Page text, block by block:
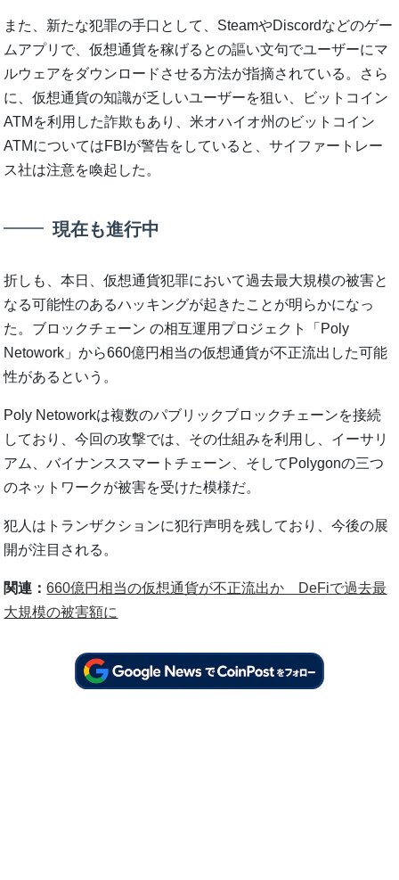
また、新たな犯罪の手口として、SteamやDiscordなどのゲー
ムアプリで、仮想通貨を稼げるとの謳い文句でユーザーにマ
ルウェアをダウンロードさせる方法が指摘されている。さら
に、仮想通貨の知識が乏しいユーザーを狙い、ビットコイン
ATMを利用した詐欺もあり、米オハイオ州のビットコイン
ATMについてはFBIが警告をしていると、サイファートレー
ス社は注意を喚起した。
現在も進行中
折しも、本日、仮想通貨犯罪において過去最大規模の被害と
なる可能性のあるハッキングが起きたことが明らかになっ
た。ブロックチェーン の相互運用プロジェクト「Poly
Netowork」から660億円相当の仮想通貨が不正流出した可能
性があるという。
Poly Netoworkは複数のパブリックブロックチェーンを接続
しており、今回の攻撃では、その仕組みを利用し、イーサリ
アム、バイナンススマートチェーン、そしてPolygonの三つ
のネットワークが被害を受けた模様だ。
犯人はトランザクションに犯行声明を残しており、今後の展
開が注目される。
関連：660億円相当の仮想通貨が不正流出か DeFiで過去最
大規模の被害額に